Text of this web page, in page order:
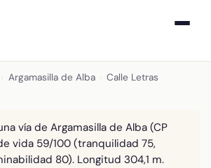
Argamasilla de Alba Calle Letras
vía de Argamasilla de Alba (CP
vida 59/100 (tranquilidad 75,
80). Longitud 304,1 m.